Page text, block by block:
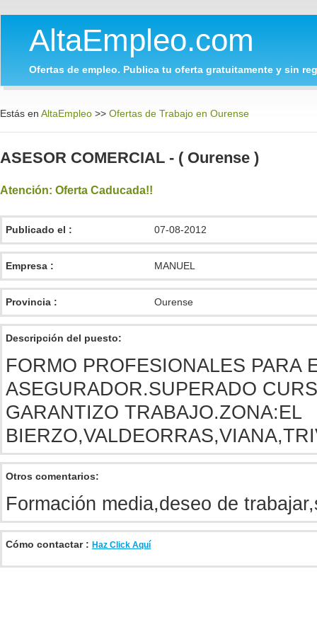
AltaEmpleo.com
Ofertas de empleo. Publica tu oferta gratuitamente y sin
Estás en AltaEmpleo >> Ofertas de Trabajo en Ourense
ASESOR COMERCIAL - ( Ourense )
Atención: Oferta Caducada!!
Publicado el : 07-08-2012
Empresa : MANUEL
Provincia : Ourense
Descripción del puesto:
FORMO PROFESIONALES PARA
ASEGURADOR.SUPERADO
GARANTIZO TRABAJO.ZONA:EL
Otros comentarios:
Formación media,deseo de
Cómo contactar : Haz Click Aquí